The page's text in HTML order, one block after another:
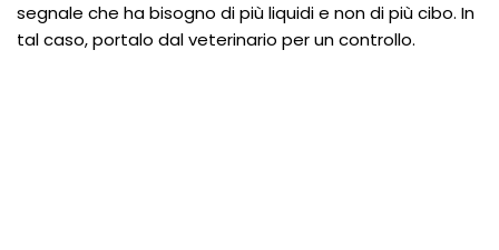
segnale che ha bisogno di più liquidi e non di più cibo. In
tal caso, portalo dal veterinario per un controllo.